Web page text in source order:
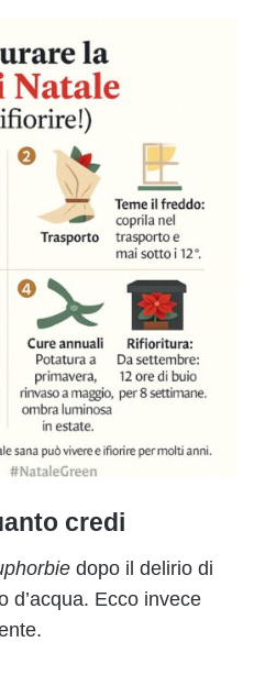
credi
dopo il delirio di
d’acqua. Ecco invece